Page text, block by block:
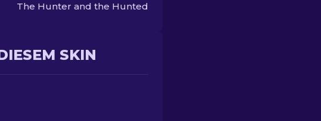
The Hunter and the Hunted
SKIN